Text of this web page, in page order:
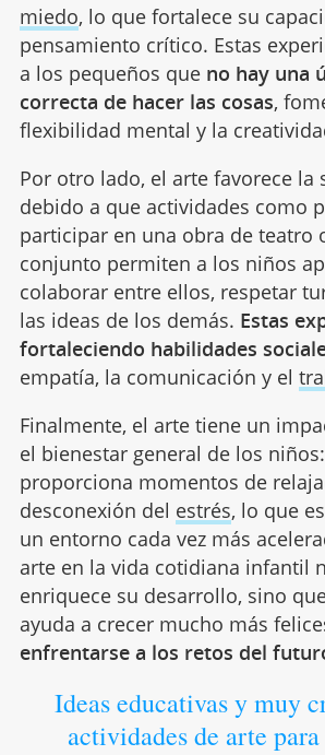
miedo, lo que fortalece su
pensamiento crítico. Estas
a los pequeños queno hay una
correcta de hacer las cosas,
flexibilidad mental y la
Por otro lado, el arte favorece la
debido a que actividades como
participar en una obra de teatro
conjunto permiten a los niños
colaborar entre ellos, respetar
las ideas de los demás. Estas
fortaleciendo habilidades
empatía, la comunicación y el
Finalmente, el arte tiene un
el bienestar general de los
proporciona momentos de
desconexión del estrés, lo que
un entorno cada vez más
arte en la vida cotidiana infantil
enriquece su desarrollo, sino
ayuda a crecer mucho más
enfrentarse a los retos del
Ideas educativas y muy
actividades de arte